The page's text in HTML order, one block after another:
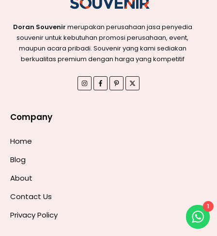
Doran Souvenir merupakan perusahaan jasa penyedia
souvenir untuk kebutuhan promosi perusahaan, event,
maupun acara pribadi. Souvenir yang kami sediakan
berkualitas premium dengan harga yang kompetitif
Company
Home
Blog
About
Contact Us
Privacy Policy
1